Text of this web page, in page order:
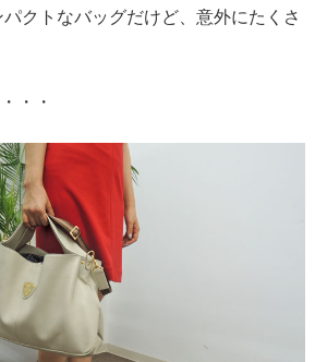
クトなバッグだけど、意外にたくさ
・・